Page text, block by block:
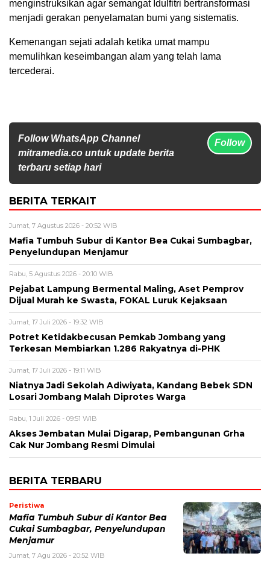
menginstruksikan agar semangat Idulfitri bertransformasi
menjadi gerakan penyelamatan bumi yang sistematis.
Kemenangan sejati adalah ketika umat mampu
memulihkan keseimbangan alam yang telah lama
tercederai.
Follow WhatsApp Channel
mitramedia.co untuk update berita
terbaru setiap hari
Follow
BERITA TERKAIT
Jumat, 7 Agustus 2026 - 20:52 WIB
Mafia Tumbuh Subur di Kantor Bea Cukai Sumbagbar,
Penyelundupan Menjamur
Rabu, 5 Agustus 2026 - 20:10 WIB
Pejabat Lampung Bermental Maling, Aset Pemprov
Dijual Murah ke Swasta, FOKAL Luruk Kejaksaan
Jumat, 17 Juli 2026 - 19:32 WIB
Potret Ketidakbecusan Pemkab Jombang yang
Terkesan Membiarkan 1.286 Rakyatnya di-PHK
Jumat, 17 Juli 2026 - 19:11 WIB
Niatnya Jadi Sekolah Adiwiyata, Kandang Bebek SDN
Losari Jombang Malah Diprotes Warga
Rabu, 1 Juli 2026 - 09:51 WIB
Akses Jembatan Mulai Digarap, Pembangunan Grha
Cak Nur Jombang Resmi Dimulai
BERITA TERBARU
Peristiwa
Mafia Tumbuh Subur di Kantor Bea
Cukai Sumbagbar, Penyelundupan
Menjamur
Jumat, 7 Agu 2026 - 20:52 WIB